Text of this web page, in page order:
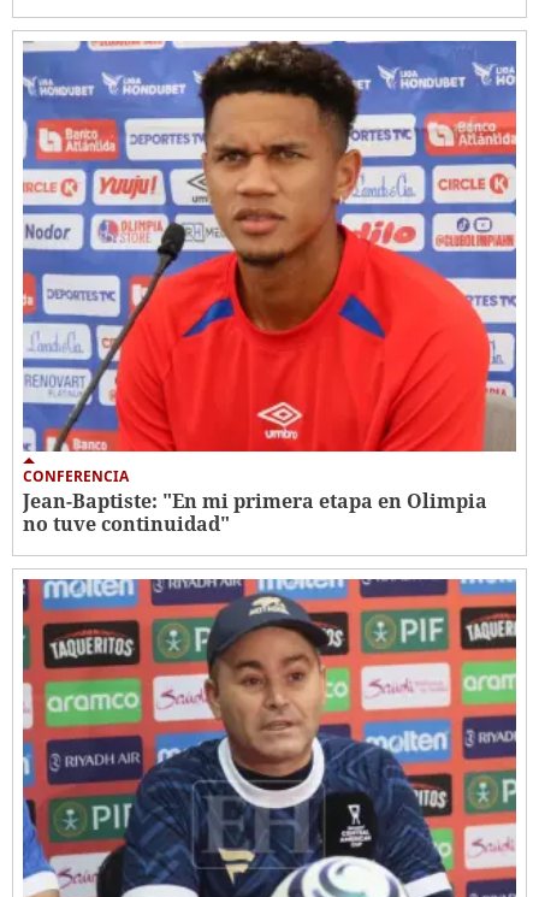
CONFERENCIA
Jean-Baptiste: "En mi primera etapa en Olimpia
no tuve continuidad"